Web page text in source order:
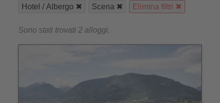
Hotel / Albergo Scena Elimina filtri
Sono stati trovati 2 alloggi.